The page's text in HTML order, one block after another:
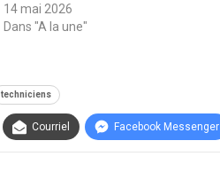
14 mai 2026
Dans "A la une"
techniciens
Courriel Facebook Messenger